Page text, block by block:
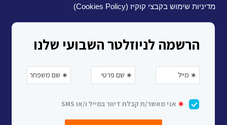
מדיניות שימוש בקבצי קוקיז (Cookies Policy)